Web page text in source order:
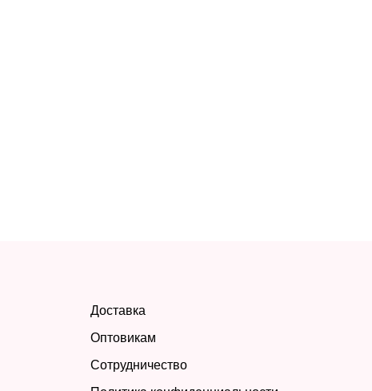
Доставка
Оптовикам
Сотрудничество